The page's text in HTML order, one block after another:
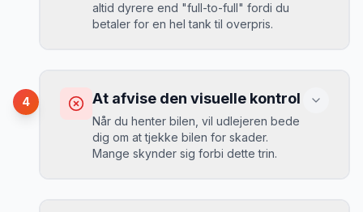
bare 2 uger. Book tidligt! ”
Løsning
Book altid med fuld kaskoforsikring uden
MJ
Mikkels erfaring September 2023
“ En lille bule i døren kostede mig 8.000
kr. i selvrisiko. Siden har jeg altid
altid dyrere end "full-to-full" fordi du
betaler for en hel tank til overpris.
Du betaler 20-30% mere for brændstof,
da udlejeren tager høje benzinpriser.
Løsning
4 At afvise den visuelle kontrol
Når du henter bilen, vil udlejeren bede
dig om at tjekke bilen for skader.
Mange skynder sig forbi dette trin.